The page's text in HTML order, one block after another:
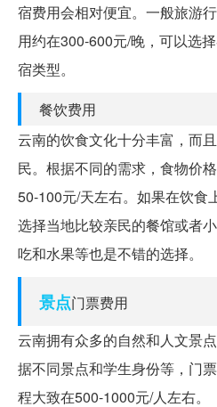
宿费用会相对便宜。一般旅游
用约在300-600元/晚，可以选
宿类型。
餐饮费用
云南的饮食文化十分丰富，而
民。根据不同的需求，食物价
50-100元/天左右。如果在饮食
选择当地比较亲民的餐馆或者
吃和水果等也是不错的选择。
景点门票费用
云南拥有众多的自然和人文景
据不同景点和学生身份等，门
程大致在500-1000元/人左右。